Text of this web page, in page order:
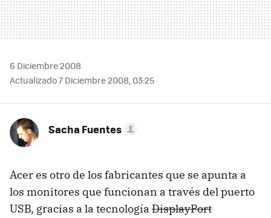
6 Diciembre 2008
Actualizado 7 Diciembre 2008, 03:25
Sacha Fuentes
Acer es otro de los fabricantes que se apunta a
los monitores que funcionan a través del puerto
USB, gracias a la tecnología DisplayPort